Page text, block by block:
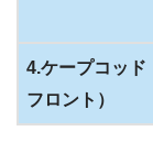
4.ケープコッド
フロント）